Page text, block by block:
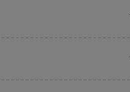
Flugoptionen an, die wir jeden Tag